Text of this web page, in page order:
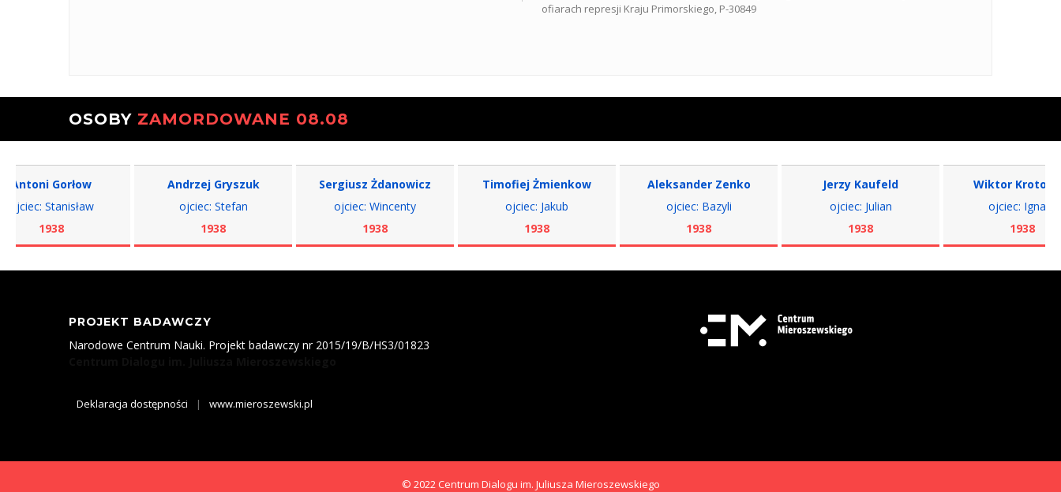
ofiarach represji Kraju Primorskiego, P-30849
OSOBY ZAMORDOWANE 08.08
Gorłow
Stanisław
Andrzej Gryszuk
ojciec: Stefan
Sergiusz Żdanowicz
ojciec: Wincenty
Timofiej Żmienkow
ojciec: Jakub
Aleksander Zenko
ojciec: Bazyli
Jerzy Kaufeld
ojciec: Julian
Wiktor Krotowicz
ojciec: Ignacy
PROJEKT BADAWCZY
Narodowe Centrum Nauki. Projekt badawczy nr 2015/19/B/HS3/01823
Deklaracja dostępności | www.mieroszewski.pl
© 2022 Centrum Dialogu im. Juliusza Mieroszewskiego